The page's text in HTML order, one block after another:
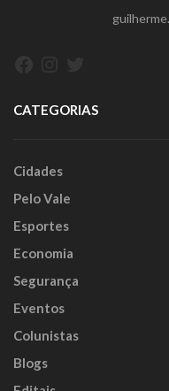
CATEGORIAS
Cidades
Pelo Vale
Esportes
Economia
Segurança
Eventos
Colunistas
Blogs